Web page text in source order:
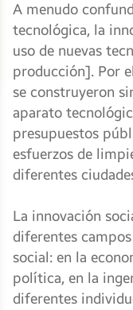
A menudo
tecnológica, la
uso de nuevas
producción]. Por
se construyeron
aparato
presupuestos
esfuerzos de
diferentes
La innovación
diferentes
social: en la
política, en la
diferentes